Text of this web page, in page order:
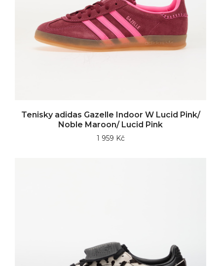
Tenisky adidas Gazelle Indoor W Lucid Pink/
Noble Maroon/ Lucid Pink
1 959 Kč